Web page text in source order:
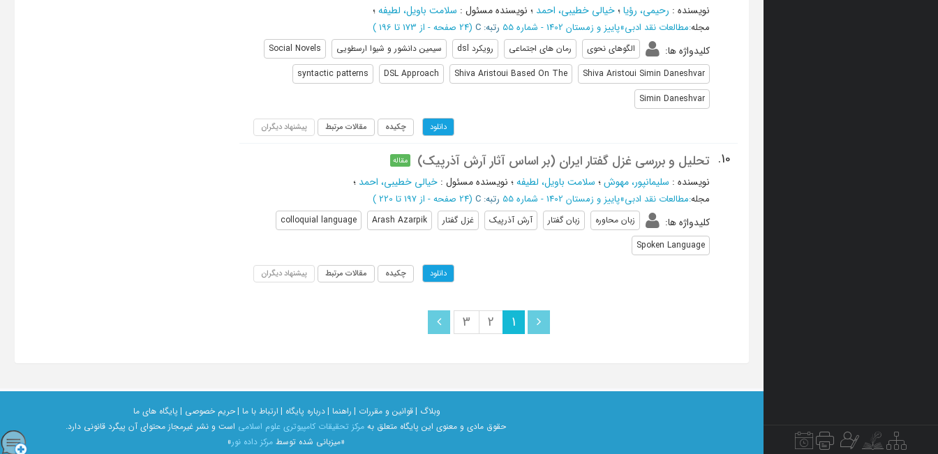
نویسنده : رحیمی، رؤیا؛خیالی خطیبی، احمد ؛ نویسنده مسئول : سلامت باویل، لطیفه؛
مجله:مطالعات نقد ادبی»پاییز و زمستان 1402 - شماره 55 رتبه: C (‎24 صفحه - از 173 تا 196 )
کلیدواژه ها: الگوهای نحوی رمان های اجتماعی رویکرد dsl سیمین دانشور و شیوا ارسطویی
Social Novels
Shiva Aristoui Simin Daneshvar
Shiva Aristoui Based On The
DSL Approach
syntactic patterns
Simin Daneshvar
دانلود چکیده مقالات مرتبط پیشنهاد دیگران
10. تحلیل و بررسی غزل گفتار ایران (بر اساس آثار آرش آذرپیک) مقاله
نویسنده : سلیمانپور، مهوش؛ سلامت باویل، لطیفه؛ نویسنده مسئول : خیالی خطیبی، احمد ؛
مجله:مطالعات نقد ادبی»پاییز و زمستان 1402 - شماره 55 رتبه: C (‎24 صفحه - از 197 تا 220 )
کلیدواژه ها: زبان محاوره زبان گفتار آرش آذرپیک غزل گفتار Arash Azarpik
colloquial language
Spoken Language
دانلود چکیده مقالات مرتبط پیشنهاد دیگران
1
2
3
وبلاگ |قوانین و مقررات | راهنما |درباره پایگاه | ارتباط با ما |حریم خصوصی | پایگاه های ما
حقوق مادی و معنوی اين پايگاه متعلق به مرکز تحقیقات کامپیوتری علوم اسلامی است و نشر غیرمجاز محتوای آن پیگرد قانونی دارد.
«میزبانی شده توسطمرکز داده نور»